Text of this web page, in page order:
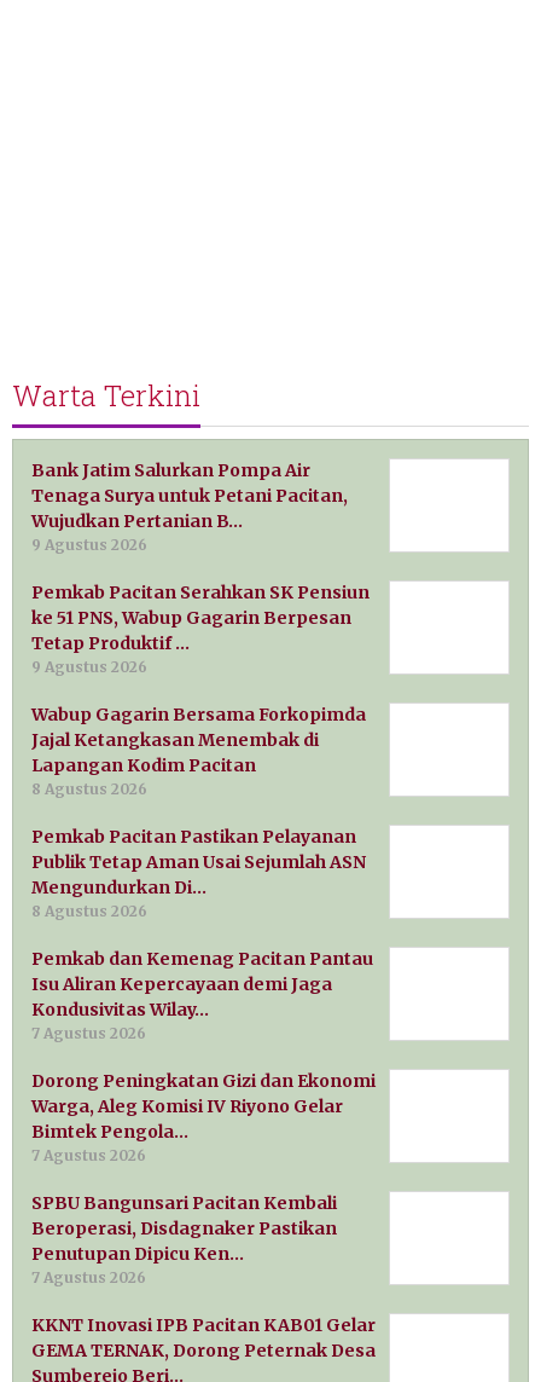
Warta Terkini
Bank Jatim Salurkan Pompa Air
Tenaga Surya untuk Petani Pacitan,
Wujudkan Pertanian B…
9 Agustus 2026
Pemkab Pacitan Serahkan SK Pensiun
ke 51 PNS, Wabup Gagarin Berpesan
Tetap Produktif …
9 Agustus 2026
Wabup Gagarin Bersama Forkopimda
Jajal Ketangkasan Menembak di
Lapangan Kodim Pacitan
8 Agustus 2026
Pemkab Pacitan Pastikan Pelayanan
Publik Tetap Aman Usai Sejumlah ASN
Mengundurkan Di…
8 Agustus 2026
Pemkab dan Kemenag Pacitan Pantau
Isu Aliran Kepercayaan demi Jaga
Kondusivitas Wilay…
7 Agustus 2026
Dorong Peningkatan Gizi dan Ekonomi
Warga, Aleg Komisi IV Riyono Gelar
Bimtek Pengola…
7 Agustus 2026
SPBU Bangunsari Pacitan Kembali
Beroperasi, Disdagnaker Pastikan
Penutupan Dipicu Ken…
7 Agustus 2026
KKNT Inovasi IPB Pacitan KAB01 Gelar
GEMA TERNAK, Dorong Peternak Desa
Sumberejo Beri…